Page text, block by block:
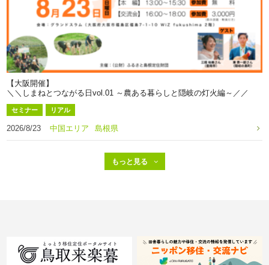
【大阪開催】
＼＼しまねとつながる日vol.01 ～農ある暮らしと隠岐の灯火編～／／
セミナー リアル
2026/8/23 中国エリア 島根県